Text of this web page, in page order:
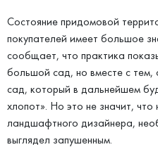
Состояние придомовой
покупателей имеет большое
сообщает, что практика
большой сад, но вместе с тем,
сад, который в дальнейшем
хлопот». Но это не значит, что
ландшафтного дизайнера,
выглядел запушенным.